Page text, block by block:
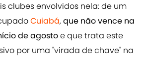
clubes envolvidos nela: de um
Cuiabá,que não vence na
de agostoe que trata este
por uma "virada de chave" na